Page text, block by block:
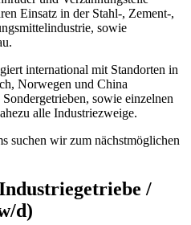
Einsatz in der Stahl-, Zement-,
sowie
international mit Standorten in
Norwegen und China
sowie einzelnen
alle Industriezweige.
suchen wir zum nächstmöglichen
/
d)